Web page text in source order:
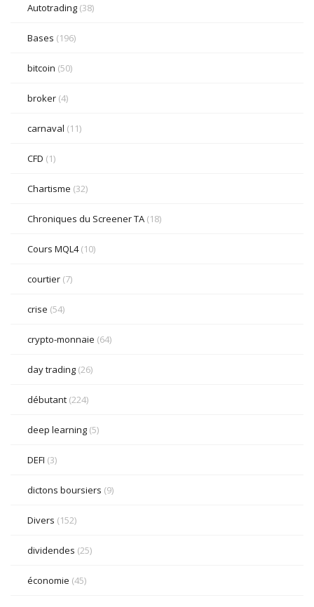
Autotrading (38)
Bases (196)
bitcoin (50)
broker (4)
carnaval (11)
CFD (1)
Chartisme (32)
Chroniques du Screener TA (18)
Cours MQL4(10)
courtier (7)
crise (54)
crypto-monnaie (64)
day trading (26)
débutant (224)
deep learning (5)
DEFI (3)
dictons boursiers (9)
Divers (152)
dividendes (25)
économie (45)